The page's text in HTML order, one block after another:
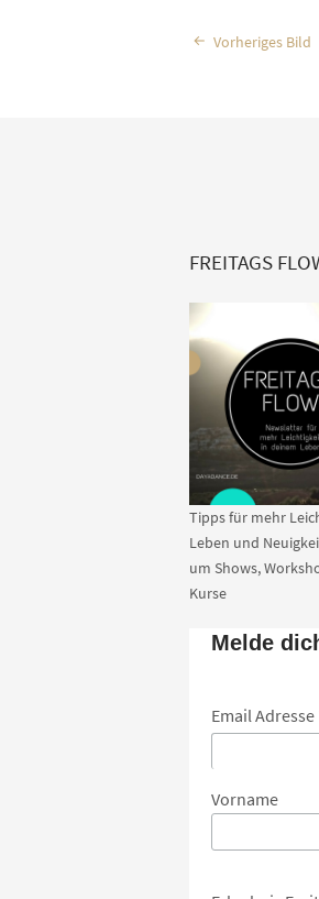
Vorheriges Bild
FREITAGS
Tipps für mehr
Leben und
um Shows,
Kurse
Melde
Email Adresse
Vorname